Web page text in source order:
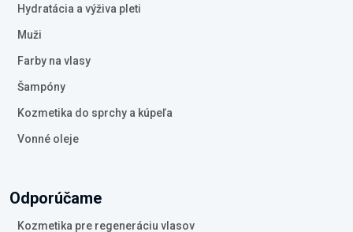
Hydratácia a výživa pleti
Muži
Farby na vlasy
Šampóny
Kozmetika do sprchy a kúpeľa
Vonné oleje
Odporúčame
Kozmetika pre regeneráciu vlasov